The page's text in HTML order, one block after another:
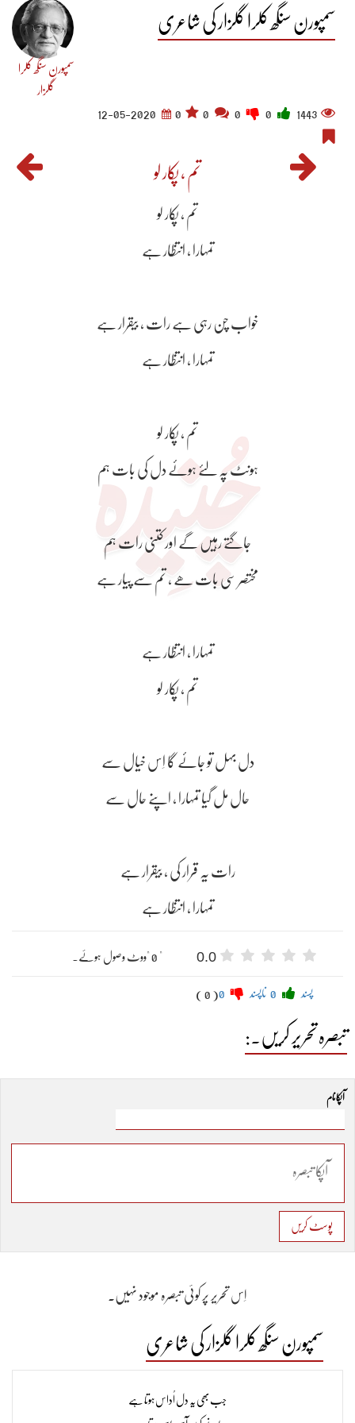
سمپورن سنگھ کلرا گلزار کی شاعری
سمپورن سنگھ کلرا
گلزار
1443
0
12-05-2020
تم , پکار لو
تم , پکار لو
تمہارا , انتظار ہے
خواب چن رہی ہے رات , بیقرار ہے
تمہارا , انتظار ہے
تم , پکار لو
ہونٹ پہ لئے ہوئے دل کی بات ہم
جاگتے رہیں گے اور کتنی رات ہم
مختصر سی بات ھے ، تم سے پیار ہے
تمہارا , انتظار ہے
تم , پکار لو
دل بہل تو جائے گا اِس خیال سے
حال مل گیا تمہارا , اپنے حال سے
رات یہ قرار کی ، بیقرار ہے
تمہارا , انتظار ہے
0.0 " 0 "ووٹ وصول ہوئے۔
پسند ناپسند ( 0 )
تبصرہ تحریر کریں۔:
آپکا نام
پوسٹ کریں
اِس تحریر پر کوئی تبصرہ موجود نہیں۔
سمپورن سنگھ کلرا گلزار کی شاعری
جب بھی یہ دل اُداس ہوتا ہے